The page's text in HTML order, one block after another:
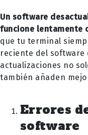
Un software
funcione lentamente
que tu terminal
reciente del software
actualizaciones no
también añaden
Errores
software